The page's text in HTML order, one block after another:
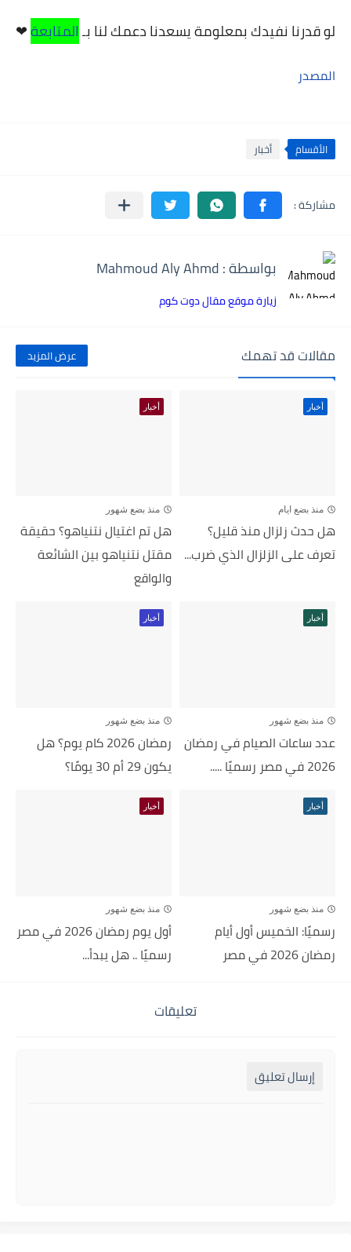
لو قدرنا نفيدك بمعلومة يسعدنا دعمك لنا بـالمتابعة❤
المصدر
الأقسام أخبار
بواسطة : Mahmoud Aly Ahmd
زيارة موقع مقال دوت كوم
مقالات قد تهمك عرض المزيد
أخبار
منذ بضع ايام
هل حدث زلزال منذ قليل؟
تعرف على الزلزال الذي ضرب...
أخبار
منذ بضع شهور
هل تم اغتيال نتنياهو؟ حقيقة
مقتل نتنياهو بين الشائعة
والواقع
أخبار
منذ بضع شهور
عدد ساعات الصيام في رمضان
2026 في مصر رسميًا .....
أخبار
منذ بضع شهور
رمضان 2026 كام يوم؟ هل
يكون 29 أم 30 يومًا؟
أخبار
منذ بضع شهور
رسميًا: الخميس أول أيام
رمضان 2026 في مصر
أخبار
منذ بضع شهور
أول يوم رمضان 2026 في مصر
رسميًا .. هل يبدأ...
تعليقات
إرسال تعليق